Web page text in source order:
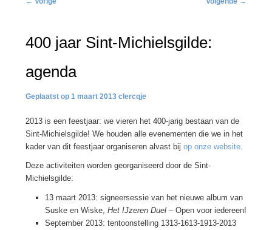
400 jaar Sint-Michielsgilde:
agenda
1 maart 2013 clercqje
2013 is een feestjaar: we vieren het 400-jarig bestaan van de
Sint-Michielsgilde! We houden alle evenementen die we in het
kader van dit feestjaar organiseren alvast bij op onze website.
Deze activiteiten worden georganiseerd door de Sint-
Michielsgilde:
13 maart 2013: signeersessie van het nieuwe album van
Suske en Wiske,Het IJzeren Duel – Open voor iedereen!
September 2013: tentoonstelling 1313-1613-1913-2013